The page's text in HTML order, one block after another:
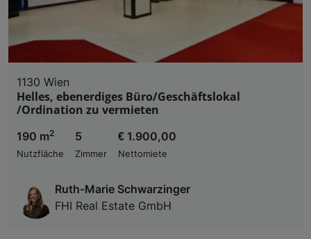
1130 Wien
Helles, ebenerdiges Büro/Geschäftslokal
/Ordination zu vermieten
190 m2
Nutzfläche
5
Zimmer
€ 1.900,00
Nettomiete
Ruth-Marie Schwarzinger
FHI Real Estate GmbH